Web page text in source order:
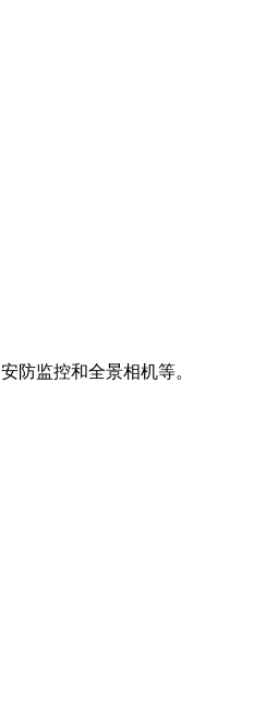
防监控和全景相机等。